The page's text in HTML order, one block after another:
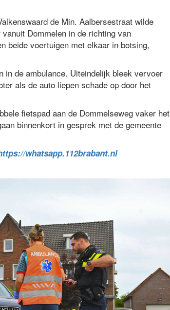
de Min. Aalbersestraat wilde
Dommelen in de richting van
beide voertuigen met elkaar in botsing,
in de ambulance. Uiteindelijk bleek vervoer
als de auto liepen schade op door het
fietspad aan de Dommelseweg vaker het
binnenkort in gesprek met de gemeente
whatsapp.112brabant.nl